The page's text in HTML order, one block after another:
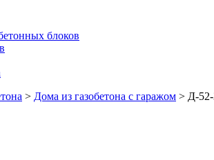
блоков
> Дома из газобетона с гаражом > Д-52-